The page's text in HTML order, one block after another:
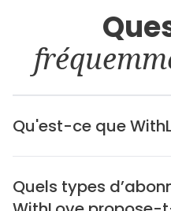
Qu'est-ce que
Quels types